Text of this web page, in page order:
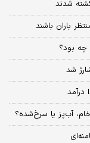
چه بود؟
شد
درآمد
آب‌پز یا سرخ‌شده؟